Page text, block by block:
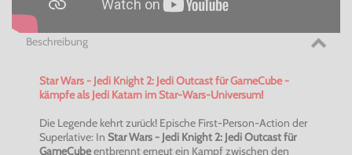
Beschreibung
Star Wars - Jedi Knight 2: Jedi Outcast für GameCube -
kämpfe als Jedi Katarn im Star-Wars-Universum!
Die Legende kehrt zurück! Epische First-Person-Action der
Superlative: In Star Wars - Jedi Knight 2: Jedi Outcast für
GameCubeentbrennt erneut ein Kampf zwischen den